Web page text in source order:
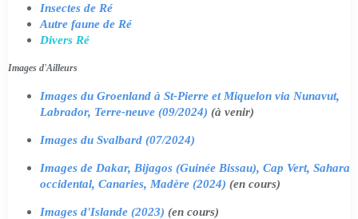
Insectes de Ré
Autre faune de Ré
Divers Ré
Images d'Ailleurs
Images du Groenland à St-Pierre et Miquelon via Nunavut,
Labrador, Terre-neuve (09/2024) (à venir)
Images du Svalbard (07/2024)
Images de Dakar, Bijagos (Guinée Bissau), Cap Vert, Sahara
occidental, Canaries, Madère (2024) (en cours)
Images d'Islande (2023) (en cours)